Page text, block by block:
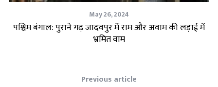
May 26, 2024
पश्चिम बंगाल: पुराने गढ़ जादवपुर में राम और अवाम की लड़ाई में
भ्रमित वाम
Previous article